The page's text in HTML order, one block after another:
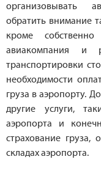
организовывать
обратить внимание
кроме
авиакомпания и
транспортировки
необходимости
груза в аэропорту.
другие услуги,
аэропорта и
страхование груза,
складах аэропорта.